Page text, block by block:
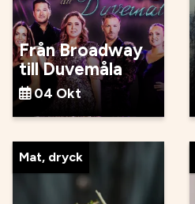
Från Broadway
till Duvemåla
04 Okt
Mat, dryck